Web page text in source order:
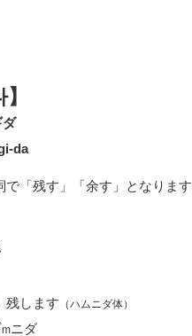
ダ
da
で「残す」「余す」となります
残します （ハムニダ体）
m ニダ